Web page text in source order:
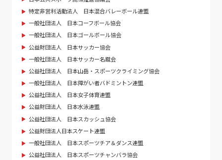
特定非営利活動法人 日本混合バレーボール連盟
一般社団法人 日本コーフボール協会
一般社団法人 日本ゴールボール協会
公益財団法人 日本サッカー協会
一般社団法人 日本サッカー名蹴会
公益社団法人 日本山岳・スポーツクライミング協会
一般社団法人 日本障がい者バドミントン連盟
公益社団法人 日本女子体育連盟
公益財団法人 日本水泳連盟
公益社団法人 日本スカッシュ協会
公益財団法人日本スケート連盟
一般社団法人 日本スポーツチア＆ダンス連盟
公益社団法人 日本スポーツチャンバラ協会